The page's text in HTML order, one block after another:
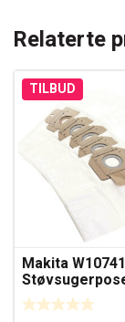
Relaterte
TILBUD
Makita
VC4210